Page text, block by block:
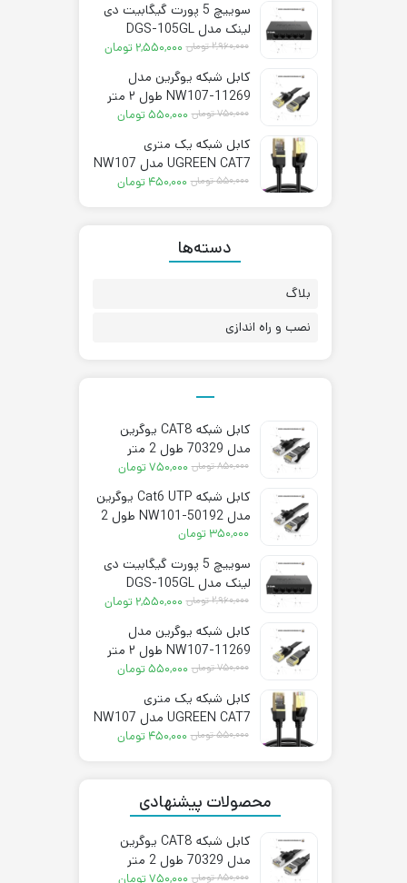
سوییچ 5 پورت گیگابیت دی
لینک مدل DGS-105GL
۲,۹۶۰,۰۰۰تومان
قیمت
اصلی:
۲,۹۶۰,۰۰۰ تومان
بود.
۲,۵۵۰,۰۰۰ تومان
قیمت
فعلی:
۲,۵۵۰,۰۰۰ تومان.
کابل شبکه یوگرین مدل
NW107-11269 طول ۲ متر
CAT7
۷۵۰,۰۰۰تومان قیمت
اصلی:
۷۵۰,۰۰۰ تومان
بود.
۵۵۰,۰۰۰تومان
قیمت
فعلی:
۵۵۰,۰۰۰ تومان.
کابل شبکه یک متری
UGREEN CAT7 مدل NW107
– 11268
۵۵۰,۰۰۰تومان قیمت
بود.
۴۵۰,۰۰۰ تومان
قیمت
دسته‌ها
بلاگ
نصب و راه اندازی
کابل شبکه CAT8 یوگرین
مدل 70329 طول 2 متر
۸۵۰,۰۰۰تومان قیمت
اصلی:
۸۵۰,۰۰۰ تومان
بود.
۷۵۰,۰۰۰تومان
قیمت
فعلی:
۷۵۰,۰۰۰ تومان.
کابل شبکه Cat6 UTP یوگرین
مدل NW101-50192 طول 2
متر
۳۵۰,۰۰۰ تومان
سوییچ 5 پورت گیگابیت دی
لینک مدل DGS-105GL
۲,۹۶۰,۰۰۰تومان
قیمت
اصلی:
۲,۹۶۰,۰۰۰ تومان
بود.
۲,۵۵۰,۰۰۰ تومان
قیمت
فعلی:
۲,۵۵۰,۰۰۰ تومان.
کابل شبکه یوگرین مدل
NW107-11269 طول ۲ متر
CAT7
۷۵۰,۰۰۰تومان قیمت
اصلی:
۷۵۰,۰۰۰ تومان
بود.
۵۵۰,۰۰۰تومان
قیمت
فعلی:
۵۵۰,۰۰۰ تومان.
کابل شبکه یک متری
UGREEN CAT7 مدل NW107
– 11268
۵۵۰,۰۰۰تومان قیمت
بود.
۴۵۰,۰۰۰ تومان
قیمت
محصولات پیشنهادی
کابل شبکه CAT8 یوگرین
مدل 70329 طول 2 متر
۸۵۰,۰۰۰تومان قیمت
قیمت